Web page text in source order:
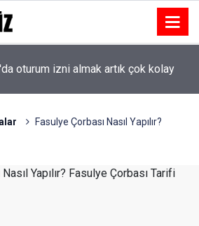
oturum izni almak artık çok kolay
Fasulye Çorbası Nasıl Yapılır?